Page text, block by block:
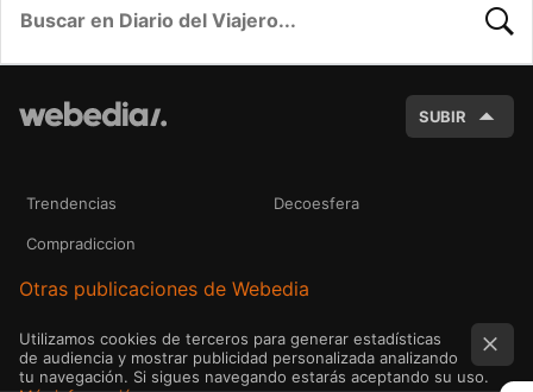
SUBIR
Trendencias Decoesfera
Compradiccion
Otras publicaciones de Webedia
Utilizamos cookies de terceros para generar estadísticas
de audiencia y mostrar publicidad personalizada analizando
tu navegación. Si sigues navegando estarás aceptando su uso.